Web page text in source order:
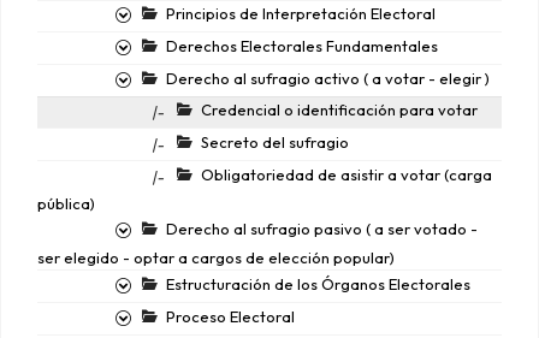
Principios de Interpretación Electoral
Derechos Electorales Fundamentales
Derecho al sufragio activo ( a votar - elegir )
|-
Credencial o identificación para votar
|-
Secreto del sufragio
|-
Obligatoriedad de asistir a votar (carga
pública)
Derecho al sufragio pasivo ( a ser votado -
ser elegido - optar a cargos de elección popular)
Estructuración de los Órganos Electorales
Proceso Electoral